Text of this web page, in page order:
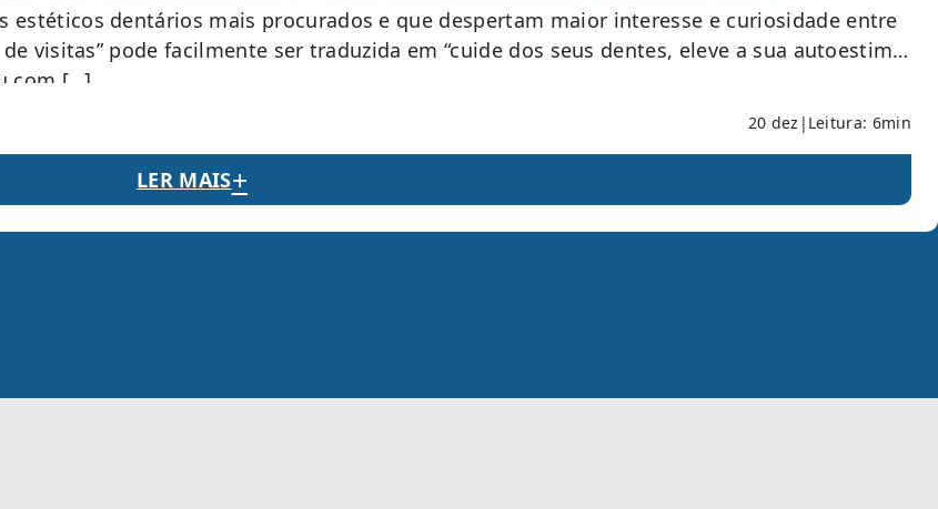
dentários mais procurados e que despertam maior interesse e curiosidade entre
visitas” pode facilmente ser traduzida em “cuide dos seus dentes, eleve a sua autoestima
com […]
20 dez | Leitura: 6min
LER MAIS+